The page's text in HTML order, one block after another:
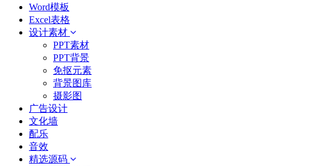
Word模板
Excel表格
设计素材
PPT素材
PPT背景
免抠元素
背景图库
摄影图
广告设计
文化墙
配乐
音效
精选源码